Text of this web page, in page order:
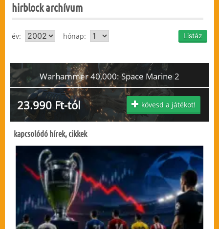
hirblock archívum
év: hónap:
Warhammer 40,000: Space Marine 2
23.990 Ft-tól kövesd a játékot!
kapcsolódó hírek, cikkek